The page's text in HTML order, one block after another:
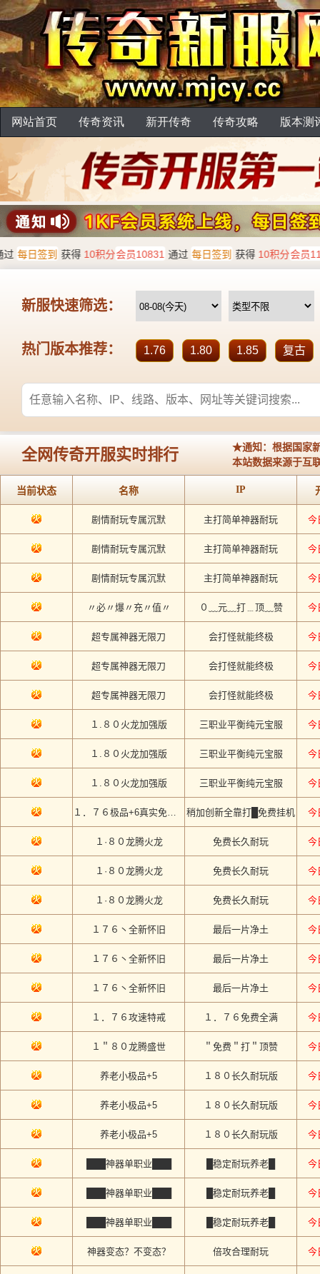
网站首页 传奇资讯 新开传奇 传奇攻略 版本测